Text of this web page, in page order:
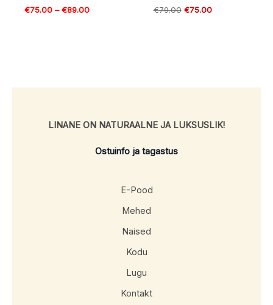
€75.00–€89.00 €79.00 €75.00
LINANE ON NATURAALNE JA LUKSUSLIK!
Ostuinfo ja tagastus
E-Pood
Mehed
Naised
Kodu
Lugu
Kontakt